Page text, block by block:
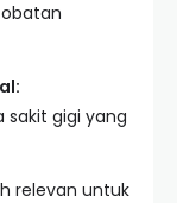
sakit gigi yang
relevan untuk